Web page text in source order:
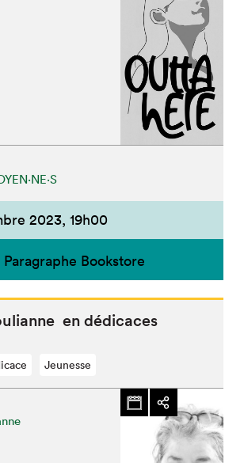
2023, 19h00
Bookstore
en dédicaces
Jeunesse